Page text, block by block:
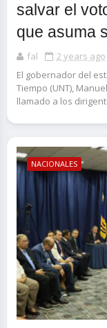
salvar el
que asuma
fal
2 years ago
El gobernador del
Tiempo (UNT),
llamado a los
NACIONALES